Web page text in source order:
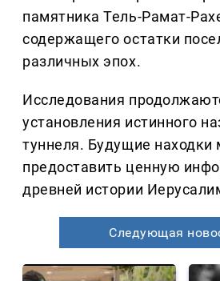
памятника Тель-Рамат-
содержащего остатки
различных эпох.
Исследования
установления истинного
туннеля. Будущие находки
предоставить ценную
древней истории
Следующая